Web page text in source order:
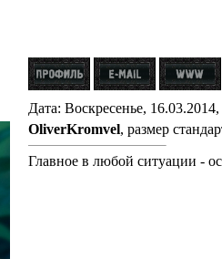
Дата: Воскресенье,
OliverKromvel, размер
Главное в любой ситуации -